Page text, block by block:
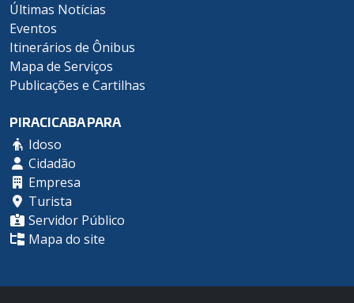
Últimas Notícias
Eventos
Itinerários de Ônibus
Mapa de Serviços
Publicações e Cartilhas
PIRACICABA PARA
Idoso
Cidadão
Empresa
Turista
Servidor Público
Mapa do site